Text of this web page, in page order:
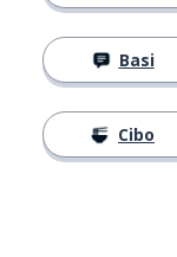
Basi
Cibo